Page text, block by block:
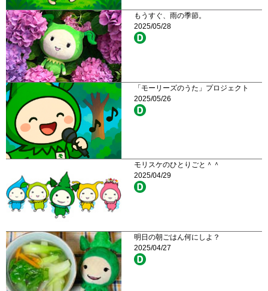
もうすぐ、雨の季節。
2025/05/28
「モーリーズのうた」プロジェクト
2025/05/26
モリスケのひとりごと＾＾
2025/04/29
明日の朝ごはん何にしよ？
2025/04/27